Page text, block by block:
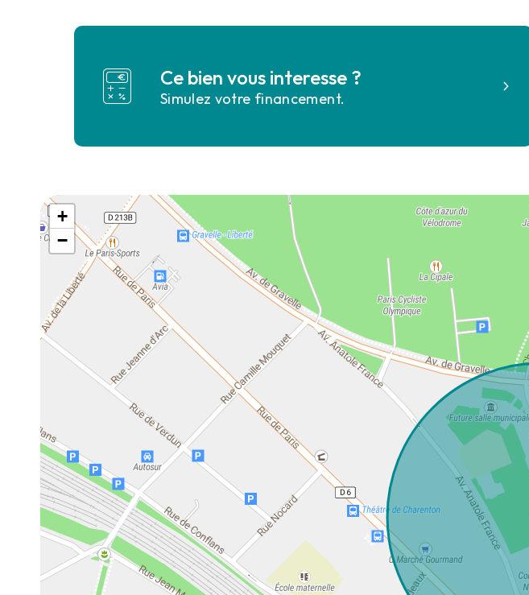
Ce bien vous interesse ?
Simulez votre financement.
+
−